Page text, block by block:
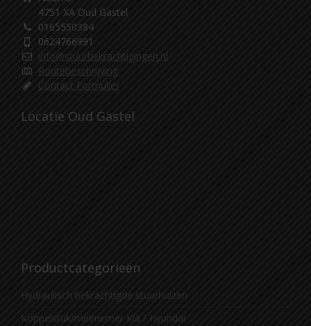
4751 XA Oud Gastel
0165550384
0624766991
info@stuurbekrachtigingen.nl
Routebeschrijving
Contact Formulier
Locatie Oud Gastel
Productcategorieën
Hydraulisch bekrachtigde stuurhuizen
Koppelstuk/meenemer Kia / Hyundai